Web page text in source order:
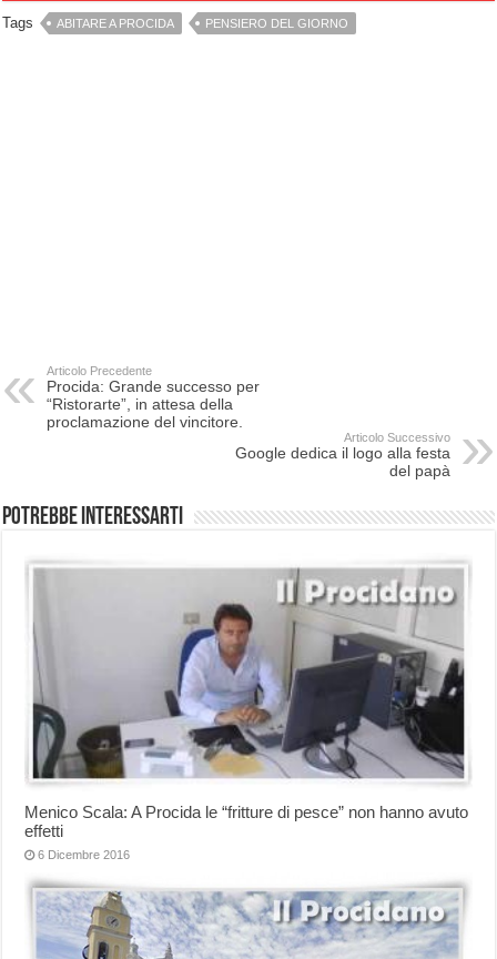
Tags ABITARE A PROCIDA PENSIERO DEL GIORNO
Articolo Precedente
Procida: Grande successo per
“Ristorarte”, in attesa della
proclamazione del vincitore.
Articolo Successivo
Google dedica il logo alla festa
del papà
Potrebbe interessarti
Menico Scala: A Procida le “fritture di pesce” non hanno avuto
effetti
6 Dicembre 2016